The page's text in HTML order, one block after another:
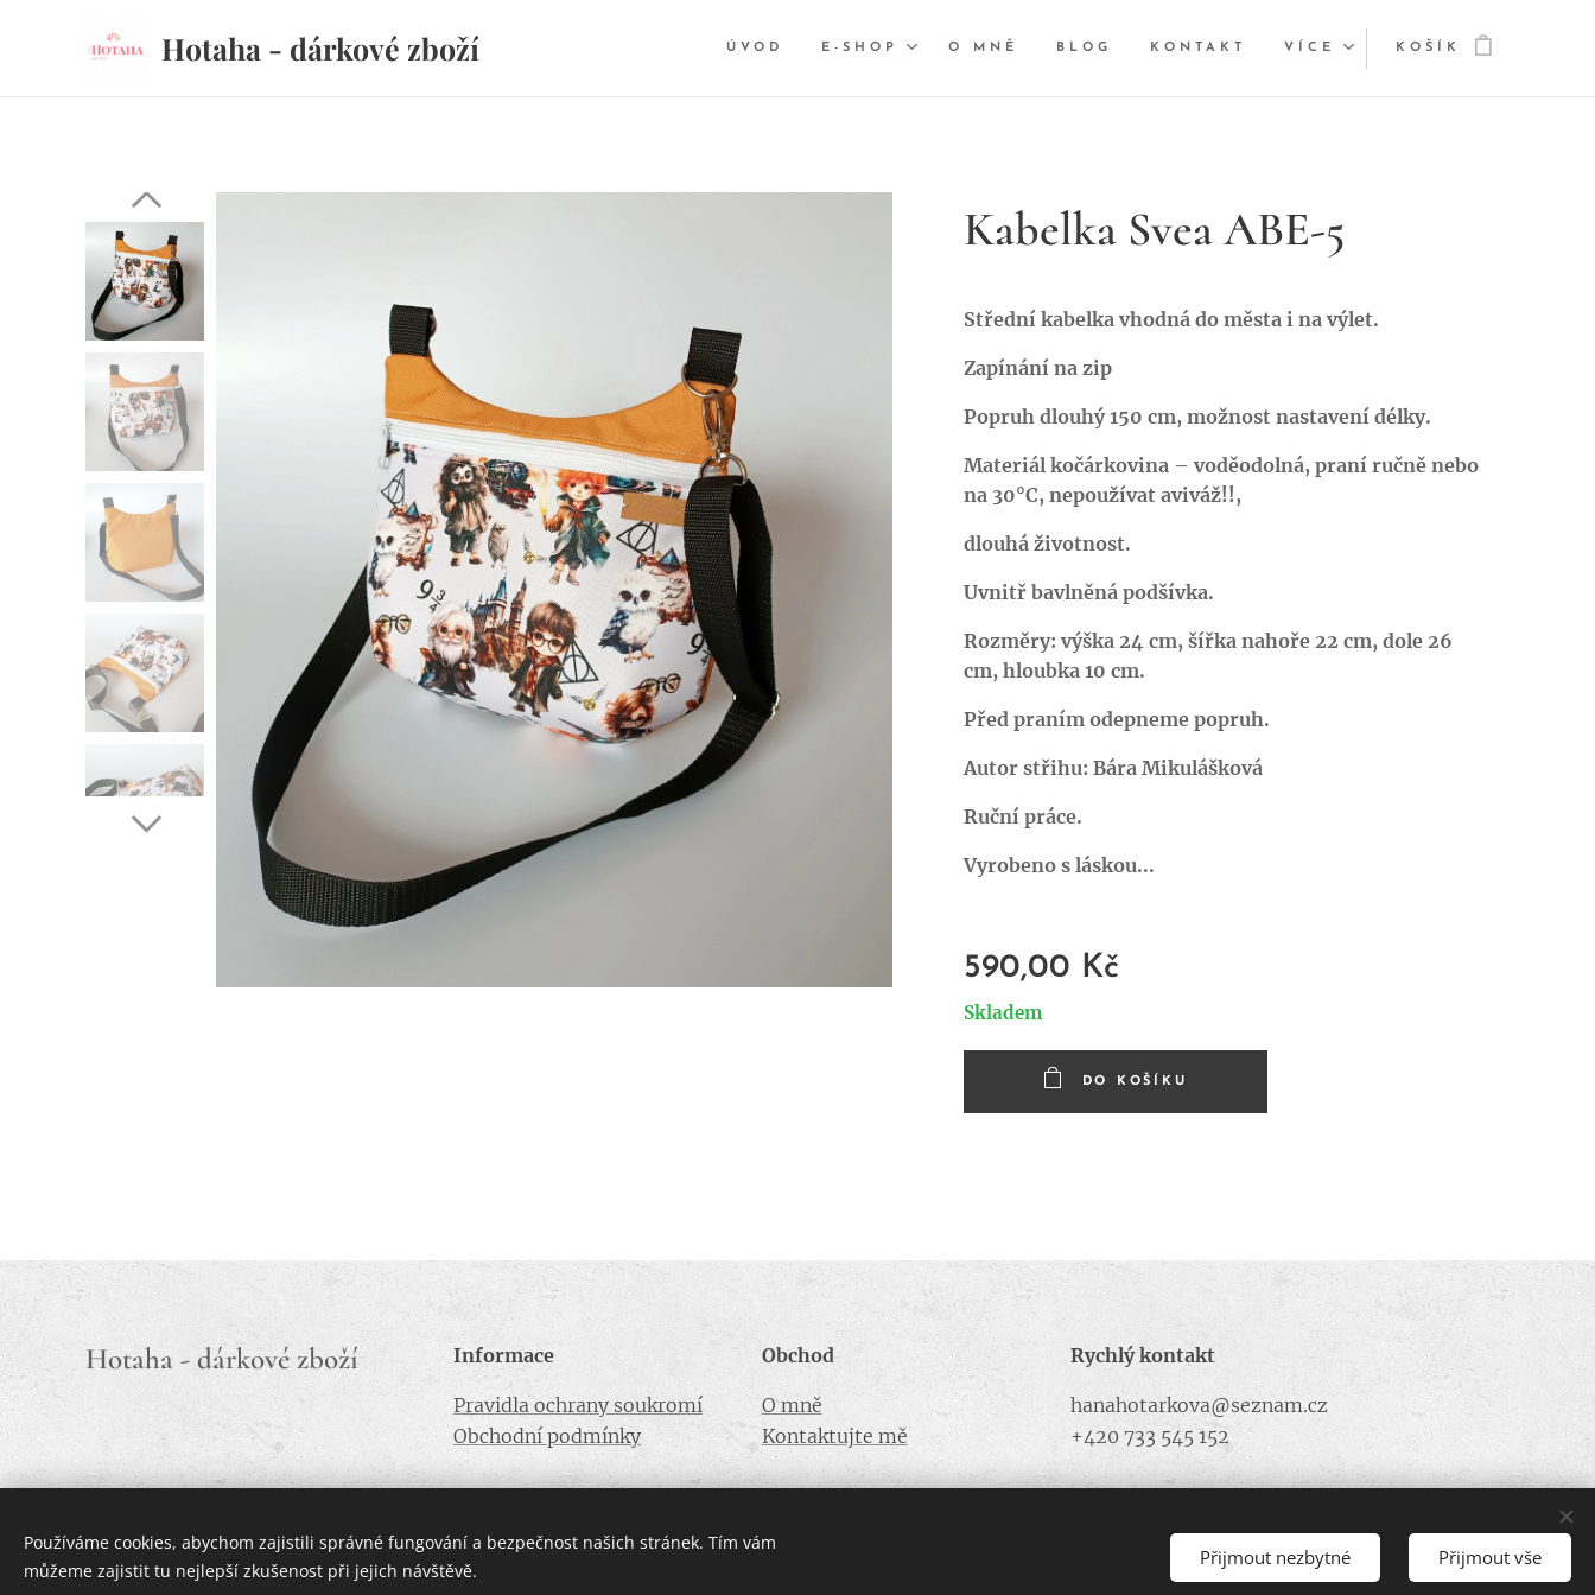
Hotaha - dárkové zboží ÚVOD E-SHOP O MNĚ BLOG KONTAKT VÍCE KOŠÍK
Kabelka Svea ABE-5
Střední kabelka vhodná do města i na výlet.
Zapínání na zip
Popruh dlouhý 150 cm, možnost nastavení délky.
Materiál kočárkovina – voděodolná, praní ručně nebo
na 30°C, nepoužívat aviváž!!,
dlouhá životnost.
Uvnitř bavlněná podšívka.
Rozměry: výška 24 cm, šířka nahoře 22 cm, dole 26
cm, hloubka 10 cm.
Před praním odepneme popruh.
Autor střihu: Bára Mikulášková
Ruční práce.
Vyrobeno s láskou...
590,00 Kč
Skladem
DO KOŠÍKU
Hotaha - dárkové zboží Informace
Pravidla ochrany soukromí
Obchodní podmínky
Obchod
O mně
Kontaktujte mě
Rychlý kontakt
hanahotarkova@seznam.cz
+420 733 545 152
Používáme cookies, abychom zajistili správné fungování a bezpečnost našich stránek. Tím vám
můžeme zajistit tu nejlepší zkušenost při jejich návštěvě.
Přijmout nezbytné Přijmout vše